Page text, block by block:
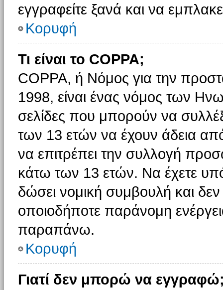
εγγραφείτε ξανά και να
Κορυφή
Τι είναι το COPPA;
COPPA, ή Νόμος για την
1998, είναι ένας νόμος των
σελίδες που μπορούν να
των 13 ετών να έχουν άδεια
να επιτρέπει την συλλογή
κάτω των 13 ετών. Να έχετε
δώσει νομική συμβουλή και δεν
οποιοδήποτε παράνομη
παραπάνω.
Κορυφή
Γιατί δεν μπορώ να